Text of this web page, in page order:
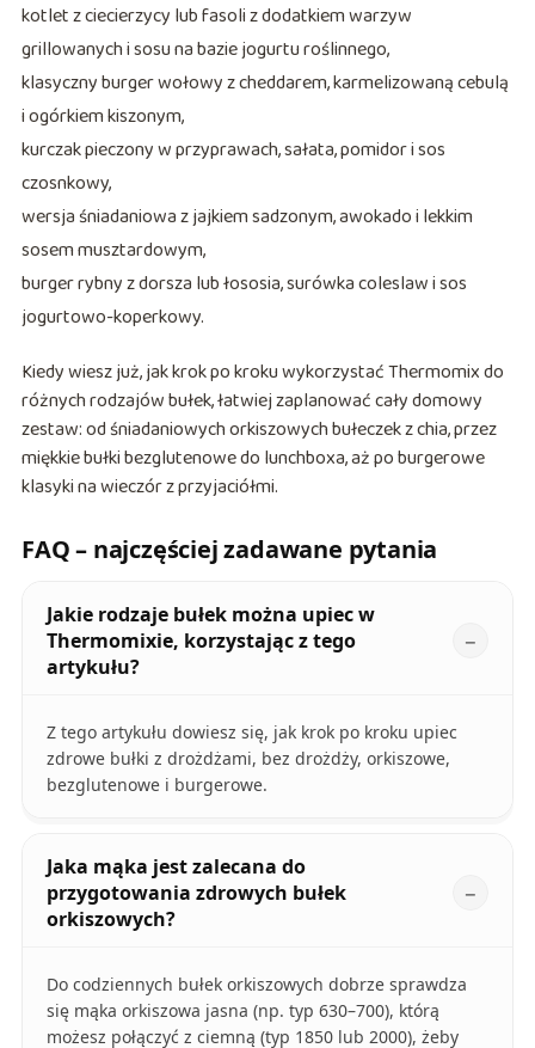
kotlet z ciecierzycy lub fasoli z dodatkiem warzyw
grillowanych i sosu na bazie jogurtu roślinnego,
klasyczny burger wołowy z cheddarem, karmelizowaną cebulą
i ogórkiem kiszonym,
kurczak pieczony w przyprawach, sałata, pomidor i sos
czosnkowy,
wersja śniadaniowa z jajkiem sadzonym, awokado i lekkim
sosem musztardowym,
burger rybny z dorsza lub łososia, surówka coleslaw i sos
jogurtowo-koperkowy.
Kiedy wiesz już, jak krok po kroku wykorzystać Thermomix do
różnych rodzajów bułek, łatwiej zaplanować cały domowy
zestaw: od śniadaniowych orkiszowych bułeczek z chia, przez
miękkie bułki bezglutenowe do lunchboxa, aż po burgerowe
klasyki na wieczór z przyjaciółmi.
FAQ – najczęściej zadawane pytania
Jakie rodzaje bułek można upiec w
Thermomixie, korzystając z tego
artykułu?
Z tego artykułu dowiesz się, jak krok po kroku upiec
zdrowe bułki z drożdżami, bez drożdży, orkiszowe,
bezglutenowe i burgerowe.
Jaka mąka jest zalecana do
przygotowania zdrowych bułek
orkiszowych?
Do codziennych bułek orkiszowych dobrze sprawdza
się mąka orkiszowa jasna (np. typ 630–700), którą
możesz połączyć z ciemną (typ 1850 lub 2000), żeby